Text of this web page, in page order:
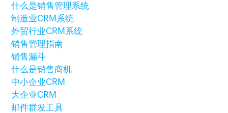
什么是销售管理系统
制造业CRM系统
外贸行业CRM系统
销售管理指南
销售漏斗
什么是销售商机
中小企业CRM
大企业CRM
邮件群发工具